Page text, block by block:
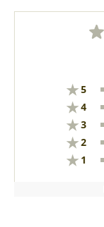
★5
★4
★3
★2
★ 1